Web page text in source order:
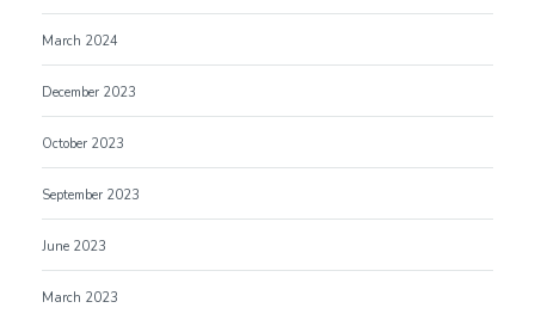
March 2024
December 2023
October 2023
September 2023
June 2023
March 2023